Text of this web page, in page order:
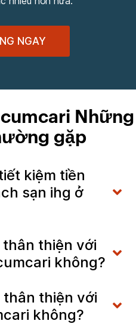
NGAY
Những
gặp
kiệm tiền
sạn ihg ở
thân thiện với
không?
thân thiện với
không?